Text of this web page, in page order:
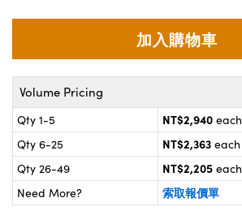
Elements (DOE) | 繞射光學
Stage Micrometers | 刻劃板或鏡
Mechanics | 顯微鏡用結構件
鏡
and Couplers | 中繼鏡或耦合鏡
Microscopes | 袖珍顯微鏡
鏡
and Optomechanics | 相
Cameras | 高速接口相
| 模擬相機
Components
Labs™
Volume Pricing
Qty 1-5 NT$2,940 each
Qty 6-25
NT$2,363 each
Qty 26-49
NT$2,205 each
Need More?
索取報價單